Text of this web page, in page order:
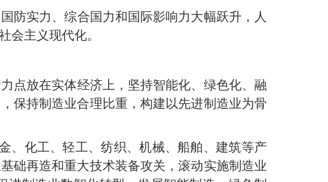
防实力、综合国力和国际影响力大幅跃升，人
会主义现代化。
点放在实体经济上，坚持智能化、绿色化、融
保持制造业合理比重，构建以先进制造业为骨
、化工、轻工、纺织、机械、船舶、建筑等产
础再造和重大技术装备攻关，滚动实施制造业